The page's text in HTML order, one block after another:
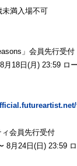
、3歳未満入
」会員先行受付
月18日(月) 23:59 ロ
会員先行受付
8月24日(日) 23:59